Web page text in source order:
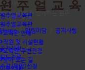
원주얼교육관
원주얼교육관
교육관 안내
직원 및 시설현황
교육관 주변전경
찾아 오는 길
공지사항
역사와 문화가 함께하는 원주
Home>알림마당 공지사항
공지사항
보도자료
수강(체험)신청